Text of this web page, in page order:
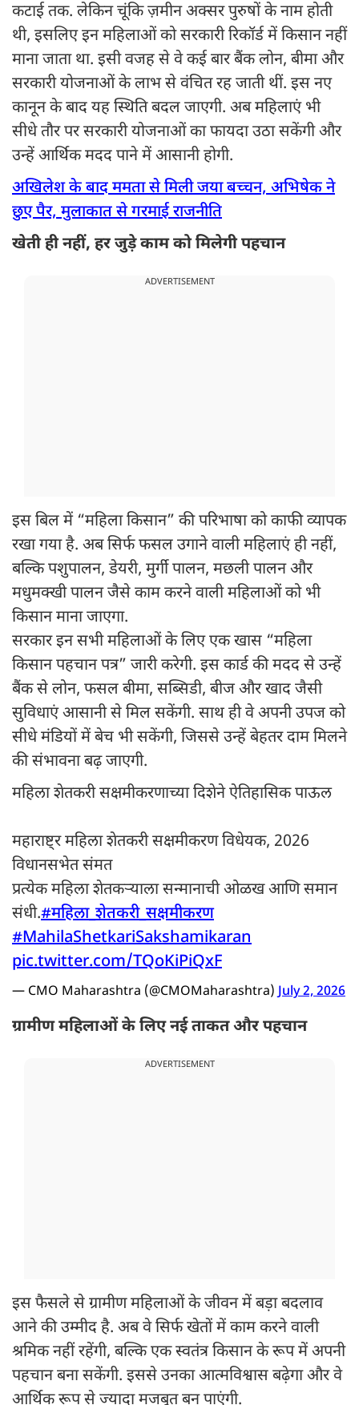
कटाई तक. लेकिन चूंकि ज़मीन अक्सर पुरुषों के नाम होती
थी, इसलिए इन महिलाओं को सरकारी रिकॉर्ड में किसान नहीं
माना जाता था. इसी वजह से वे कई बार बैंक लोन, बीमा और
सरकारी योजनाओं के लाभ से वंचित रह जाती थीं. इस नए
कानून के बाद यह स्थिति बदल जाएगी. अब महिलाएं भी
सीधे तौर पर सरकारी योजनाओं का फायदा उठा सकेंगी और
उन्हें आर्थिक मदद पाने में आसानी होगी.
अखिलेश के बाद ममता से मिली जया बच्चन, अभिषेक ने
छुए पैर, मुलाकात से गरमाई राजनीति
खेती ही नहीं, हर जुड़े काम को मिलेगी पहचान
ADVERTISEMENT
इस बिल में “महिला किसान” की परिभाषा को काफी व्यापक
रखा गया है. अब सिर्फ फसल उगाने वाली महिलाएं ही नहीं,
बल्कि पशुपालन, डेयरी, मुर्गी पालन, मछली पालन और
मधुमक्खी पालन जैसे काम करने वाली महिलाओं को भी
किसान माना जाएगा.
सरकार इन सभी महिलाओं के लिए एक खास “महिला
किसान पहचान पत्र” जारी करेगी. इस कार्ड की मदद से उन्हें
बैंक से लोन, फसल बीमा, सब्सिडी, बीज और खाद जैसी
सुविधाएं आसानी से मिल सकेंगी. साथ ही वे अपनी उपज को
सीधे मंडियों में बेच भी सकेंगी, जिससे उन्हें बेहतर दाम मिलने
की संभावना बढ़ जाएगी.
महिला शेतकरी सक्षमीकरणाच्या दिशेने ऐतिहासिक पाऊल
महाराष्ट्र महिला शेतकरी सक्षमीकरण विधेयक, 2026
विधानसभेत संमत
प्रत्येक महिला शेतकऱ्याला सन्मानाची ओळख आणि समान
संधी.#महिला_शेतकरी_सक्षमीकरण
#MahilaShetkariSakshamikaran
pic.twitter.com/TQoKiPiQxF
— CMO Maharashtra (@CMOMaharashtra)July 2, 2026
ग्रामीण महिलाओं के लिए नई ताकत और पहचान
ADVERTISEMENT
इस फैसले से ग्रामीण महिलाओं के जीवन में बड़ा बदलाव
आने की उम्मीद है. अब वे सिर्फ खेतों में काम करने वाली
श्रमिक नहीं रहेंगी, बल्कि एक स्वतंत्र किसान के रूप में अपनी
पहचान बना सकेंगी. इससे उनका आत्मविश्वास बढ़ेगा और वे
आर्थिक रूप से ज्यादा मजबूत बन पाएंगी.